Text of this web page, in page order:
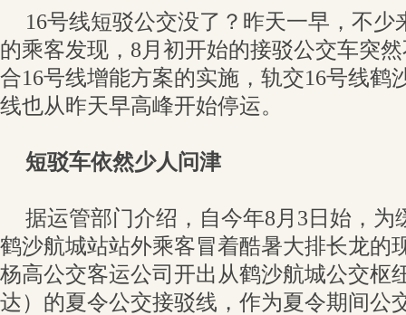
16号线短驳公交没了？昨天一早，不少
的乘客发现，8月初开始的接驳公交车突
合16号线增能方案的实施，轨交16号线鹤
线也从昨天早高峰开始停运。
短驳车依然少人问津
据运管部门介绍，自今年8月3日始，为
鹤沙航城站站外乘客冒着酷暑大排长龙的
杨高公交客运公司开出从鹤沙航城公交枢
达）的夏令公交接驳线，作为夏令期间公